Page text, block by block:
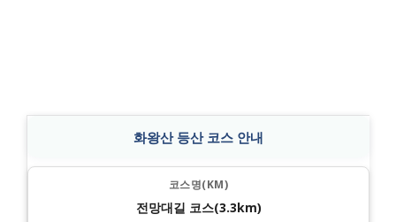
화왕산 등산 코스 안내
전망대길 코스(3.3km)